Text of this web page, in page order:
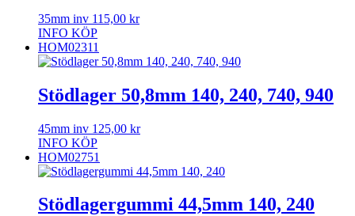
35mm inv 115,00 kr
INFO KÖP
HOM02311
Stödlager 50,8mm 140, 240, 740, 940
45mm inv 125,00 kr
INFO KÖP
HOM02751
Stödlagergummi 44,5mm 140, 240